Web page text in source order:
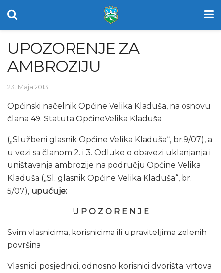
UPOZORENJE ZA
AMBROZIJU
23. Maja 2013.
Općinski načelnik Općine Velika Kladuša, na osnovu
člana 49. Statuta OpćineVelika Kladuša
(„Službeni glasnik Općine Velika Kladuša“, br.9/07), a
u vezi sa članom 2. i 3. Odluke o obavezi uklanjanja i
uništavanja ambrozije na području Općine Velika
Kladuša („Sl. glasnik Općine Velika Kladuša“, br.
5/07), upućuje:
U P O Z O R E N J E
Svim vlasnicima, korisnicima ili upraviteljima zelenih
površina
Vlasnici, posjednici, odnosno korisnici dvorišta, vrtova